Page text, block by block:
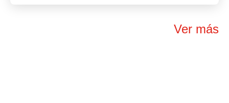
Ver más